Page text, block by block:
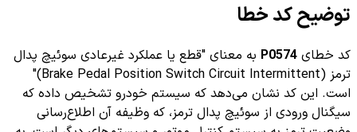
توضیح کد خطا
کد خطای P0574 به معنای "قطع یا عملکرد غیرعادی سوئیچ پدال
ترمز (Brake Pedal Position Switch Circuit Intermittent)"
است. این کد نشان می‌دهد که سیستم خودرو تشخیص داده که
سیگنال ورودی از سوئیچ پدال ترمز، که وظیفه آن اطلاع‌رسانی